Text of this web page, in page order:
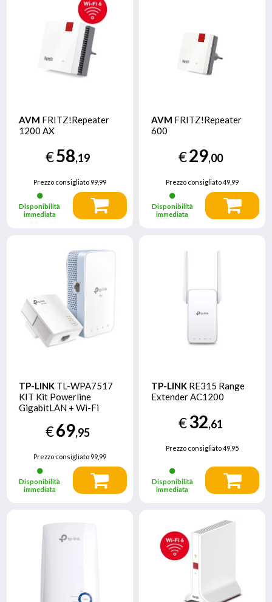
AVM FRITZ!Repeater
1200 AX
€58,19
Prezzo consigliato99,99
Disponibilità
immediata
AVM FRITZ!Repeater
600
€29,00
Prezzo consigliato49,99
Disponibilità
immediata
TP-LINK TL-WPA7517
KIT Kit Powerline
GigabitLAN + Wi-Fi
€69,95
Prezzo consigliato99,99
Disponibilità
immediata
TP-LINK RE315 Range
Extender AC1200
€32,61
Prezzo consigliato49,95
Disponibilità
immediata